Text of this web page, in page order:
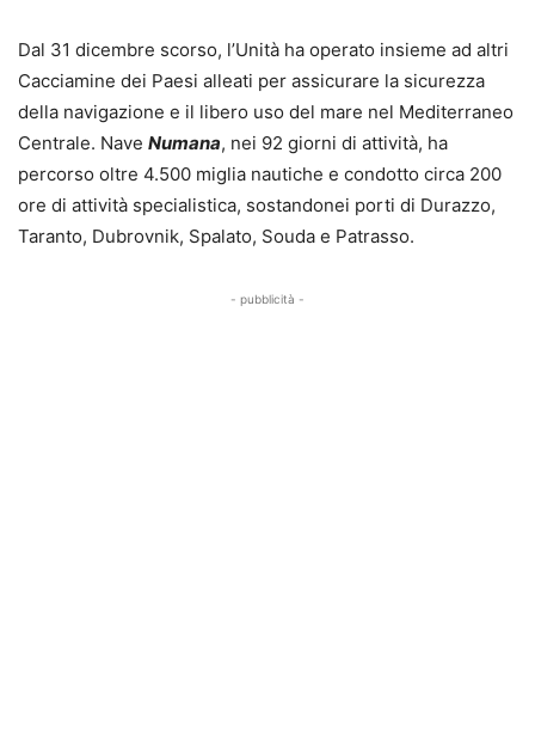
Dal 31 dicembre scorso, l’Unità ha operato insieme ad altri
Cacciamine dei Paesi alleati per assicurare la sicurezza
della navigazione e il libero uso del mare nel Mediterraneo
Centrale. Nave Numana, nei 92 giorni di attività, ha
percorso oltre 4.500 miglia nautiche e condotto circa 200
ore di attività specialistica, sostandonei porti di Durazzo,
Taranto, Dubrovnik, Spalato, Souda e Patrasso.
- pubblicità -